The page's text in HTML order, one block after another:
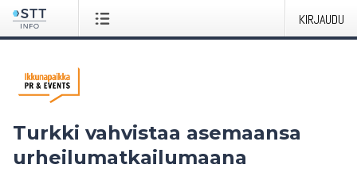
KIRJAUDU
Turkki vahvistaa asemaansa
urheilumatkailumaana